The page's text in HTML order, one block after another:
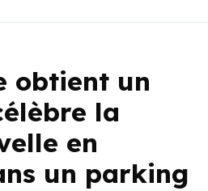
obtient un
la
en
un parking